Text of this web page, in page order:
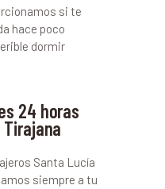
si te
hace poco
dormir
24 horas
Santa Lucía
siempre a tu